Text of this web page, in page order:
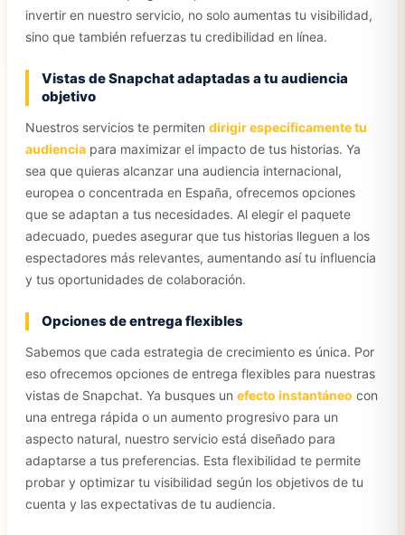
invertir en nuestro servicio, no solo aumentas tu visibilidad,
sino que también refuerzas tu credibilidad en línea.
Vistas de Snapchat adaptadas a tu audiencia
objetivo
Nuestros servicios te permiten dirigir específicamente tu
audiencia para maximizar el impacto de tus historias. Ya
sea que quieras alcanzar una audiencia internacional,
europea o concentrada en España, ofrecemos opciones
que se adaptan a tus necesidades. Al elegir el paquete
adecuado, puedes asegurar que tus historias lleguen a los
espectadores más relevantes, aumentando así tu influencia
y tus oportunidades de colaboración.
Opciones de entrega flexibles
Sabemos que cada estrategia de crecimiento es única. Por
eso ofrecemos opciones de entrega flexibles para nuestras
vistas de Snapchat. Ya busques un efecto instantáneo con
una entrega rápida o un aumento progresivo para un
aspecto natural, nuestro servicio está diseñado para
adaptarse a tus preferencias. Esta flexibilidad te permite
probar y optimizar tu visibilidad según los objetivos de tu
cuenta y las expectativas de tu audiencia.